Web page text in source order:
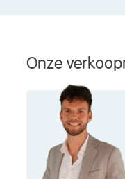
Onze